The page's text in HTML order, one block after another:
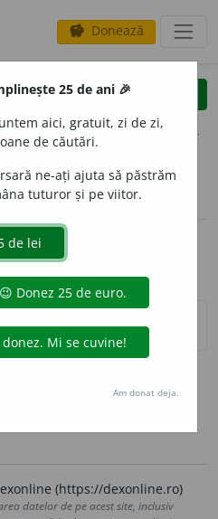
savings Donează
clear
opțiuni
(https://dexonline.ro)
datelor de pe acest site, inclusiv
25 de ani 🎉
aici, gratuit, zi de zi,
de căutări.
ne-ați ajuta să păstrăm
tuturor și pe viitor.
Am donat deja.